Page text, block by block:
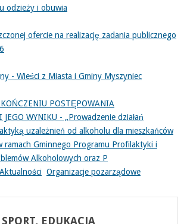
odzieży i obuwia
ofercie na realizację zadania publicznego
- Wieści z Miasta i Gminy Myszyniec
POSTĘPOWANIA
JEGO WYNIKU - „Prowadzenie działań
uzależnień od alkoholu dla mieszkańców
ramach Gminnego Programu Profilaktyki i
Alkoholowych oraz P
Aktualności Organizacje pozarządowe
SPORT, EDUKACJA